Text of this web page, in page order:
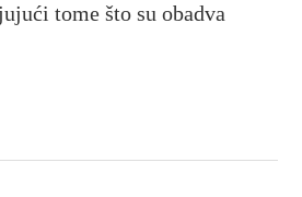
tome što su obadva